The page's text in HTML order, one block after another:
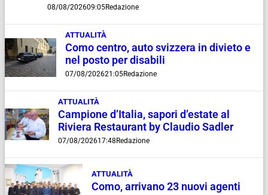
08/08/202609:05Redazione
ATTUALITÀ
Como centro, auto svizzera in divieto e
nel posto per disabili
07/08/202621:05Redazione
ATTUALITÀ
Campione d’Italia, sapori d’estate al
Riviera Restaurant by Claudio Sadler
07/08/202617:48 Redazione
ATTUALITÀ
Como, arrivano 23 nuovi agenti